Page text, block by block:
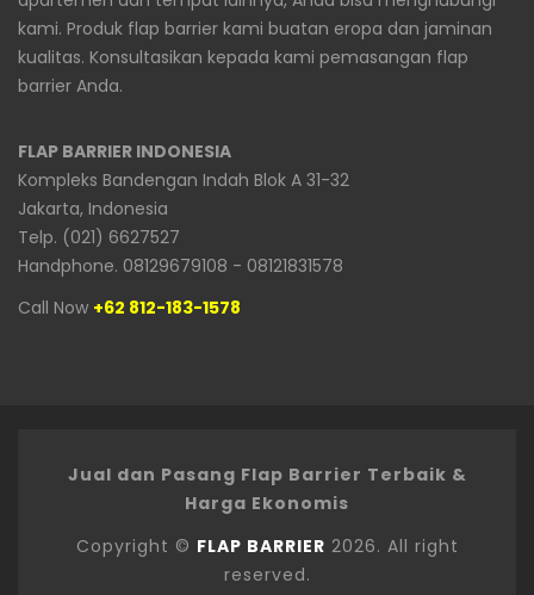
kami. Produk flap barrier kami buatan eropa dan jaminan
kualitas. Konsultasikan kepada kami pemasangan flap
barrier Anda.
FLAP BARRIER INDONESIA
Kompleks Bandengan Indah Blok A 31-32
Jakarta, Indonesia
Telp. (021) 6627527
Handphone. 08129679108 - 08121831578
Call Now +62 812-183-1578
Jual dan Pasang Flap Barrier Terbaik &
Harga Ekonomis
Copyright © FLAP BARRIER 2026. All right
reserved.